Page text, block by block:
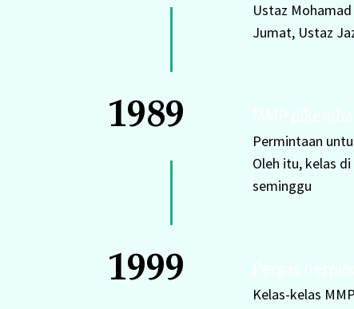
Ustaz
Jumat, Ustaz
1989
Permintaan
Oleh itu, kelas
seminggu
1999
Kelas-kelas